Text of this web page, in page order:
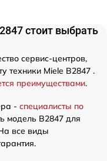
стоит выбрать
сервис-центров,
техники Miele B2847 .
преимуществами.
- специалисты по
модель B2847 для
все виды